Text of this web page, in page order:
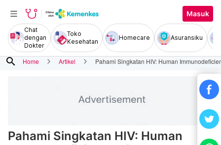
Masuk
Chat
dengan
Dokter
Toko
Kesehatan
Homecare Asuransiku
search Home Artikel Pahami Singkatan HIV: Human
Pahami Singkatan HIV: Human